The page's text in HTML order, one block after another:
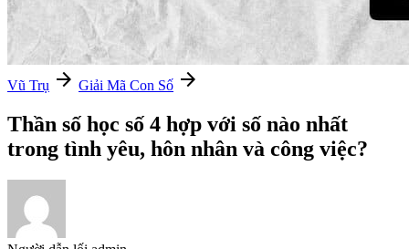
Vũ Trụ arrow_forward Giải Mã Con Số arrow_forward
Thần số học số 4 hợp với số nào nhất
trong tình yêu, hôn nhân và công việc?